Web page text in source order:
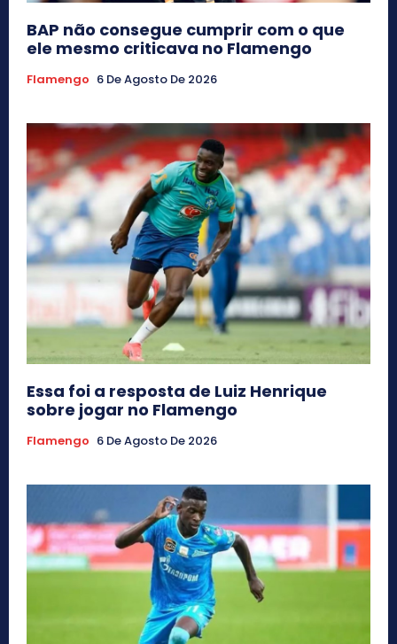
BAP não consegue cumprir com o que
ele mesmo criticava no Flamengo
Flamengo 6 De Agosto De 2026
Essa foi a resposta de Luiz Henrique
sobre jogar no Flamengo
Flamengo 6 De Agosto De 2026